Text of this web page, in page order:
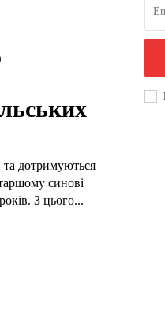
та дотримуються
синові
З цього...